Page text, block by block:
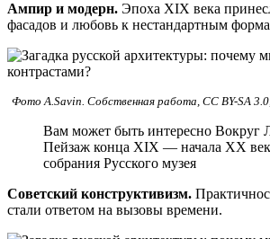
Ампир и модерн. Эпоха XIX века
фасадов и любовь к нестандартным
Фото A.Savin. Собственная работа, CC BY-SA
Вам может быть интересно Вокруг
Пейзаж конца XIX — начала XX
собрания Русского музея
Советский конструктивизм.
стали ответом на вызовы времени.